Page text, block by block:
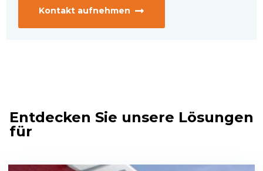
Kontakt aufnehmen
Entdecken Sie unsere Lösungen
für